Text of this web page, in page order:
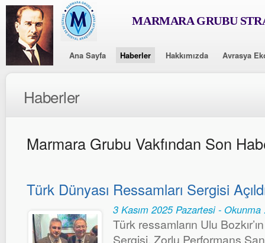
MARMARA GRUBU
Ana Sayfa Haberler Hakkımızda Avrasya
Haberler
Marmara Grubu Vakfından Son
Türk Dünyası Ressamları Sergisi
3 Kasım 2025 Pazartesi - Okunma
Türk ressamların Ulu
Sergisi, Zorlu Performans